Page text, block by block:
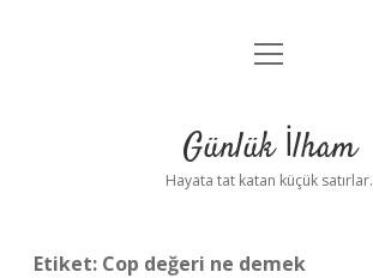
Anasayfa
Yasal Uyarı
menüyü
Günlük İlham
Hayata tat katan küçük satırlar.
Etiket: Cop değeri ne demek